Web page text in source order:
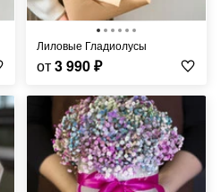
Лиловые Гладиолусы
от3 990₽